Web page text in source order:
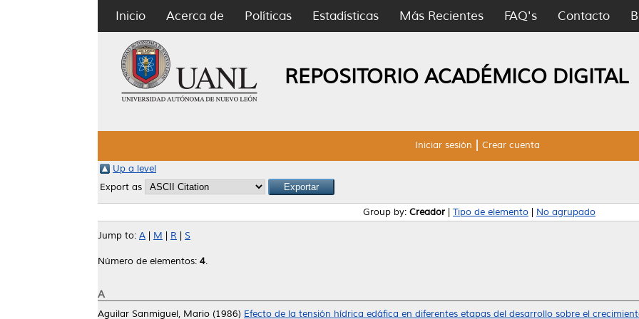
Inicio Acerca de Políticas Estadísticas Más Recientes FAQ's Contacto
REPOSITORIO ACADÉMICO DIGITAL
Iniciar sesión Crear cuenta
Up a level
Export as
Group by: Creador Tipo de elemento No agrupado
Jump to: A M R S
Número de elementos: 4.
A
Aguilar Sanmiguel, Mario (1986) Efecto de la tensión hídrica edáfica en diferentes etapas del desarrollo sobre el